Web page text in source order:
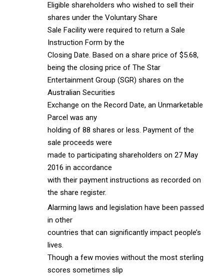
Eligible shareholders who wished to sell their
shares under the Voluntary Share
Sale Facility were required to return a Sale
Instruction Form by the
Closing Date. Based on a share price of $5.68,
being the closing price of The Star
Entertainment Group (SGR) shares on the
Australian Securities
Exchange on the Record Date, an Unmarketable
Parcel was any
holding of 88 shares or less. Payment of the
sale proceeds were
made to participating shareholders on 27 May
2016 in accordance
with their payment instructions as recorded on
the share register.
Alarming laws and legislation have been passed
in other
countries that can significantly impact people’s
lives.
Though a few movies without the most sterling
scores sometimes slip